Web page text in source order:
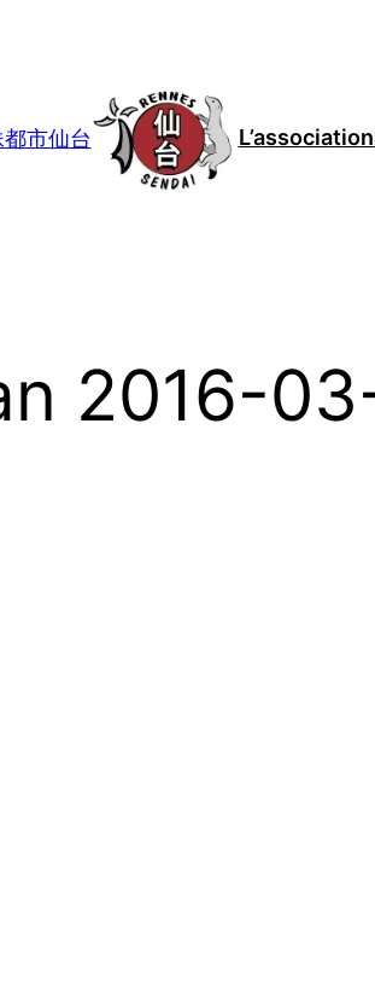
市仙台
L’association
2016-